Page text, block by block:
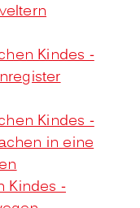
Kindes -
Kindes -
in eine
Kindes -